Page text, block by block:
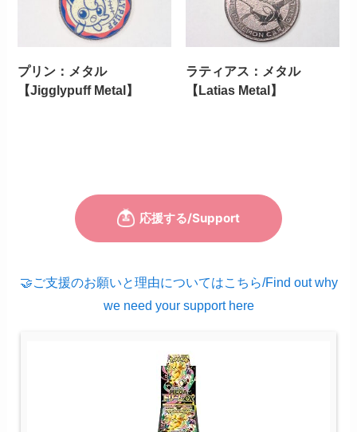
プリン：メタル
【Jigglypuff Metal】
ラティアス：メタル
【Latias Metal】
🤝ご支援のお願いと理由についてはこちら/Find out why
we need your support here